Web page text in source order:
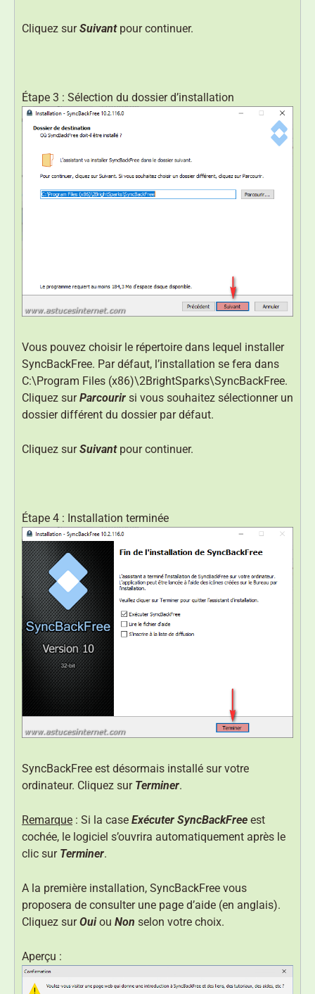
Cliquez surSuivantpour continuer.
Étape 3 : Sélection du dossier d’installation
Vous pouvez choisir le répertoire dans lequel installer
SyncBackFree. Par défaut, l’installation se fera dans
C:\Program Files (x86)\2BrightSparks\SyncBackFree.
Cliquez surParcourir si vous souhaitez sélectionner un
dossier différent du dossier par défaut.
Cliquez surSuivantpour continuer.
Étape 4 : Installation terminée
SyncBackFree est désormais installé sur votre
ordinateur. Cliquez sur Terminer.
Remarque : Si la case Exécuter SyncBackFree est
cochée, le logiciel s’ouvrira automatiquement après le
clic sur Terminer.
A la première installation, SyncBackFree vous
proposera de consulter une page d’aide (en anglais).
Cliquez surOuiou Non selon votre choix.
Aperçu :